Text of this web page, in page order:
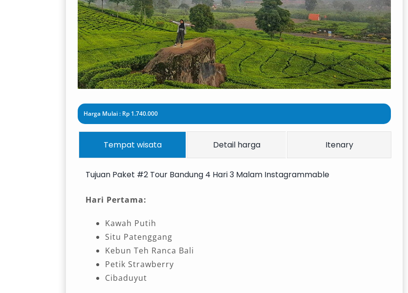
Harga Mulai : Rp 1.740.000
Tempat wisata Detail harga Itenary
Tujuan Paket #2 Tour Bandung 4 Hari 3 Malam Instagrammable
Hari Pertama:
Kawah Putih
Situ Patenggang
Kebun Teh Ranca Bali
Petik Strawberry
Cibaduyut